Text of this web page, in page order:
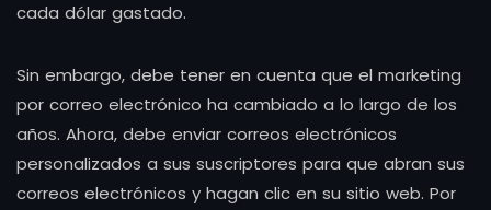
cada dólar gastado.
Sin embargo, debe tener en cuenta que el marketing
por correo electrónico ha cambiado a lo largo de los
años. Ahora, debe enviar correos electrónicos
personalizados a sus suscriptores para que abran sus
correos electrónicos y hagan clic en su sitio web. Por